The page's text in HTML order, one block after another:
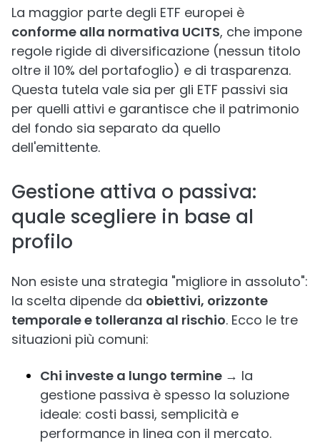
La maggior parte degli ETF europei è
conforme alla normativa UCITS, che impone
regole rigide di diversificazione (nessun titolo
oltre il 10% del portafoglio) e di trasparenza.
Questa tutela vale sia per gli ETF passivi sia
per quelli attivi e garantisce che il patrimonio
del fondo sia separato da quello
dell'emittente.
Gestione attiva o passiva:
quale scegliere in base al
profilo
Non esiste una strategia "migliore in assoluto":
la scelta dipende da obiettivi, orizzonte
temporale e tolleranza al rischio. Ecco le tre
situazioni più comuni:
Chi investe a lungo termine → la
gestione passiva è spesso la soluzione
ideale: costi bassi, semplicità e
performance in linea con il mercato.